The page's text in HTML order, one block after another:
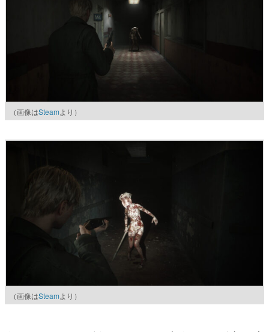
（画像はSteamより）
（画像はSteamより）